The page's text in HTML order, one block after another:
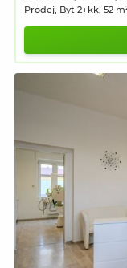
Prodej, Byt 2+kk, 52